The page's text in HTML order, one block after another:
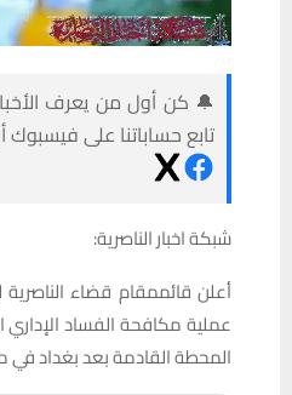
🔔 كن أول من يعرف
تابع حساباتنا على
شبكة اخبار الناصرية:
أعلن قائممقام قضاء الناصرية
عملية مكافحة الفساد الإداري
المحطة القادمة بعد بغداد في